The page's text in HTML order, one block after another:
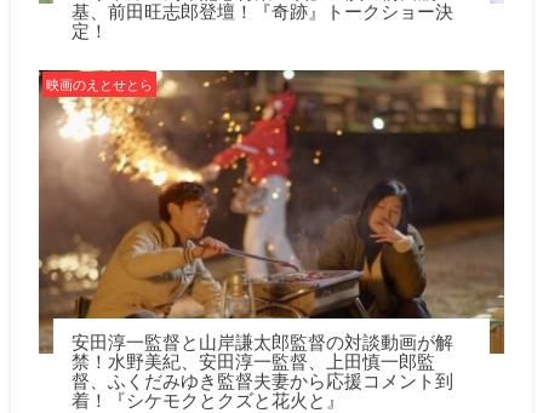
基、前田旺志郎登壇！『奇跡』トークショー決
定！
映画のえとせとら
安田淳一監督と山岸謙太郎監督の対談動画が解
禁！水野美紀、安田淳一監督、上田慎一郎監
督、ふくだみゆき監督夫妻から応援コメント到
着！『シケモクとクズと花火と』